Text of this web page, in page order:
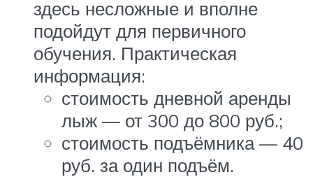
здесь несложные и вполне
подойдут для первичного
обучения. Практическая
информация:
стоимость дневной аренды
лыж — от 300 до 800 руб.;
стоимость подъёмника — 40
руб. за один подъём.